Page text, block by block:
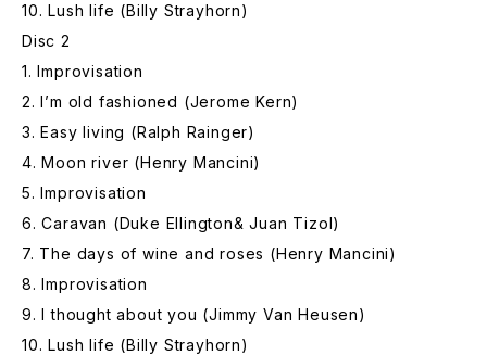
10. Lush life (Billy Strayhorn)
Disc 2
1. Improvisation
2. I’m old fashioned (Jerome Kern)
3. Easy living (Ralph Rainger)
4. Moon river (Henry Mancini)
5. Improvisation
6. Caravan (Duke Ellington& Juan Tizol)
7. The days of wine and roses (Henry Mancini)
8. Improvisation
9. I thought about you (Jimmy Van Heusen)
10. Lush life (Billy Strayhorn)